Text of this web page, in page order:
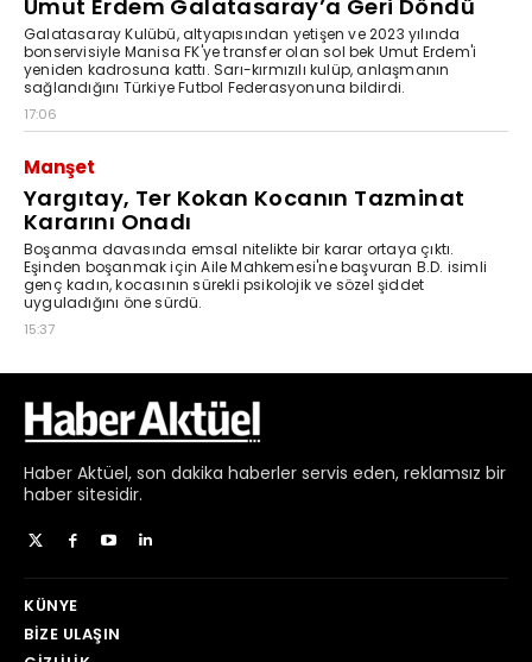
Haber Aktüel, son dakika haberler servis eden, reklamsız bir
haber sitesidir.
KÜNYE
BIZE ULAŞIN